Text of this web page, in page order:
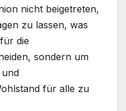
nicht beigetreten,
zu lassen, was
die
sondern um
für alle zu